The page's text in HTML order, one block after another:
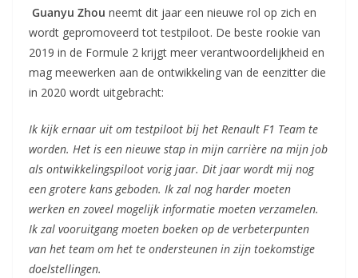
Guanyu Zhou neemt dit jaar een nieuwe rol op zich en
wordt gepromoveerd tot testpiloot. De beste rookie van
2019 in de Formule 2 krijgt meer verantwoordelijkheid en
mag meewerken aan de ontwikkeling van de eenzitter die
in 2020 wordt uitgebracht:
Ik kijk ernaar uit om testpiloot bij het Renault F1 Team te
worden. Het is een nieuwe stap in mijn carrière na mijn job
als ontwikkelingspiloot vorig jaar. Dit jaar wordt mij nog
een grotere kans geboden. Ik zal nog harder moeten
werken en zoveel mogelijk informatie moeten verzamelen.
Ik zal vooruitgang moeten boeken op de verbeterpunten
van het team om het te ondersteunen in zijn toekomstige
doelstellingen.